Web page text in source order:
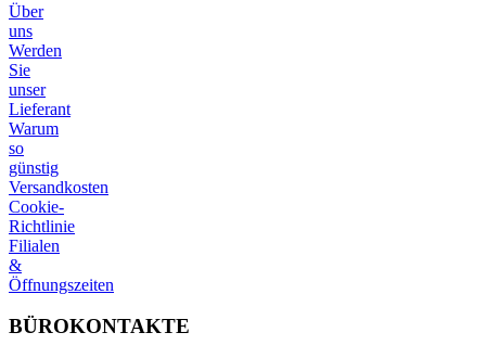
Über
uns
Werden
Sie
unser
Lieferant
Warum
so
günstig
Versandkosten
Cookie-
Richtlinie
Filialen
&
Öffnungszeiten
BÜROKONTAKTE